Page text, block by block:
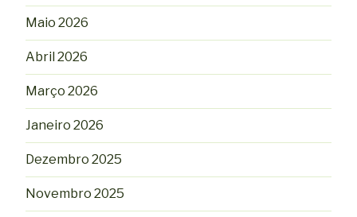
Maio 2026
Abril 2026
Março 2026
Janeiro 2026
Dezembro 2025
Novembro 2025